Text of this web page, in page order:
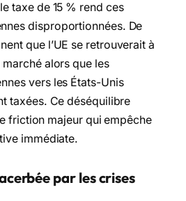
taxe de 15 % rend ces
disproportionnées. De
que l’UE se retrouverait à
alors que les
vers les États-Unis
taxées. Ce déséquilibre
friction majeur qui empêche
immédiate.
par les crises